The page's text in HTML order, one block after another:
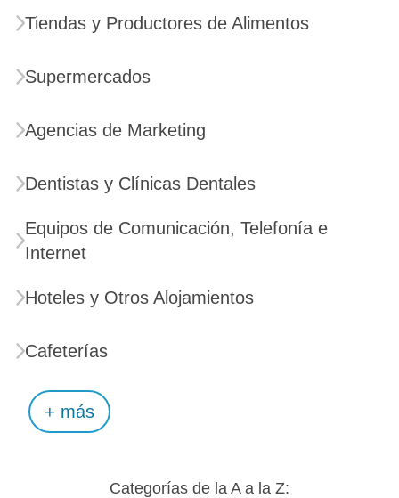
Tiendas y Productores de Alimentos
Supermercados
Agencias de Marketing
Dentistas y Clínicas Dentales
Equipos de Comunicación, Telefonía e
Internet
Hoteles y Otros Alojamientos
Cafeterías
+ más
Categorías de la A a la Z: